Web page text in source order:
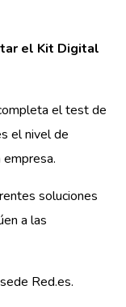
el Kit Digital
el test de
el nivel de
soluciones
a las
Red.es.